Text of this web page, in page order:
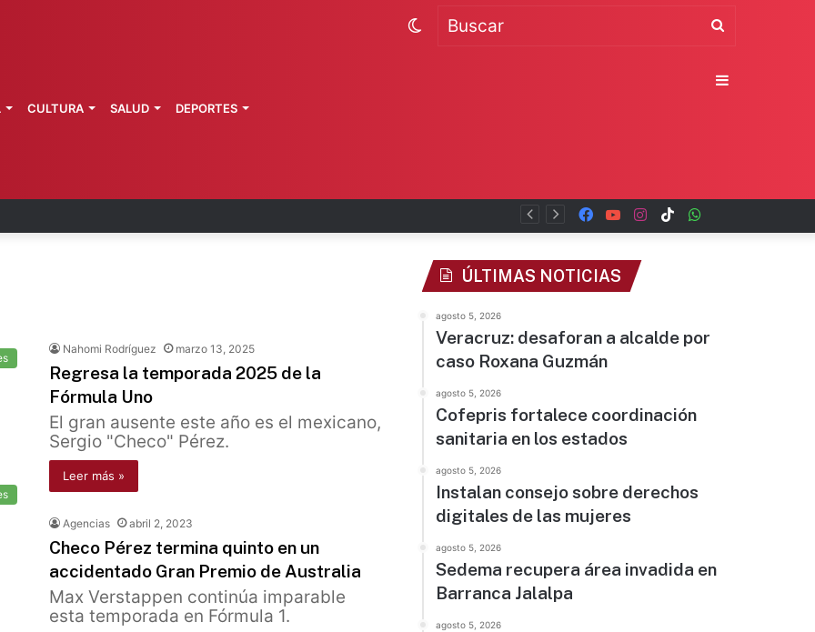
coordinación sanitaria en los estados TikTok
Instagram
YouTube
Facebook
CULTURA SALUD DEPORTES
Switch
Nahomi Rodríguez marzo 13, 2025
Regresa la temporada 2025 de la
Fórmula Uno
El gran ausente este año es el mexicano,
Sergio "Checo" Pérez.
Leer más »
Agencias abril 2, 2023
Checo Pérez termina quinto en un
accidentado Gran Premio de Australia
Max Verstappen continúa imparable
esta temporada en Fórmula 1.
ÚLTIMAS NOTICIAS
agosto 5, 2026
Veracruz: desaforan a alcalde por
caso Roxana Guzmán
agosto 5, 2026
Cofepris fortalece coordinación
sanitaria en los estados
agosto 5, 2026
Instalan consejo sobre derechos
digitales de las mujeres
agosto 5, 2026
Sedema recupera área invadida en
Barranca Jalalpa
agosto 5, 2026